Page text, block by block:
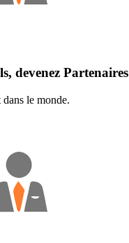
devenez Partenaires
le monde.